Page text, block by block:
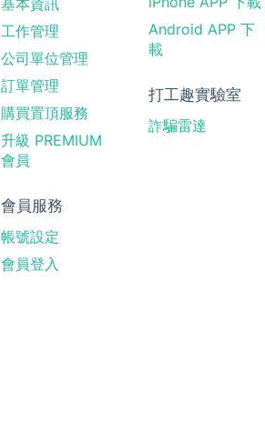
工作管理
公司單位管理
訂單管理
購買置頂服務
升級 PREMIUM
會員
會員服務
帳號設定
會員登入
Android APP 下
載
打工趣實驗室
詐騙雷達